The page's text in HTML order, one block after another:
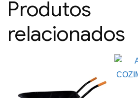
Produtos
relacionados